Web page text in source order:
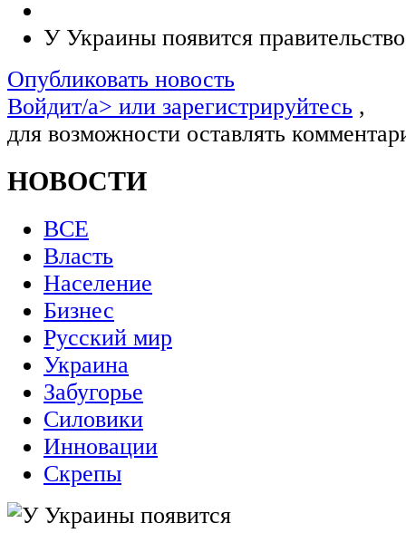
У Украины появится
Опубликовать новость
Войдит/a> или зарегистрируйтесь ,
для возможности оставлять
НОВОСТИ
ВСЕ
Власть
Население
Бизнес
Русский мир
Украина
Забугорье
Силовики
Инновации
Скрепы